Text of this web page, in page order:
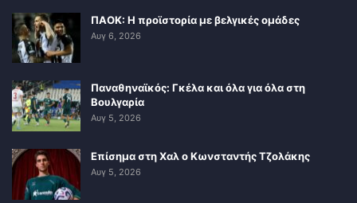
ΠΑΟΚ: Η προϊστορία με βελγικές ομάδες
Αυγ 6, 2026
Παναθηναϊκός: Γκέλα και όλα για όλα στη
Βουλγαρία
Αυγ 5, 2026
Επίσημα στη Χαλ ο Κωνσταντής Τζολάκης
Αυγ 5, 2026